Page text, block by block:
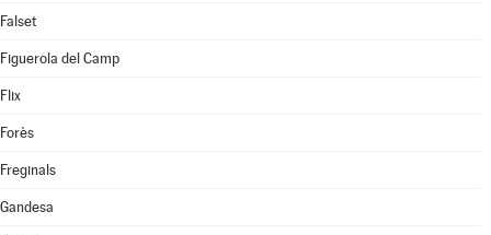
Falset
Figuerola del Camp
Flix
Forès
Freginals
Gandesa